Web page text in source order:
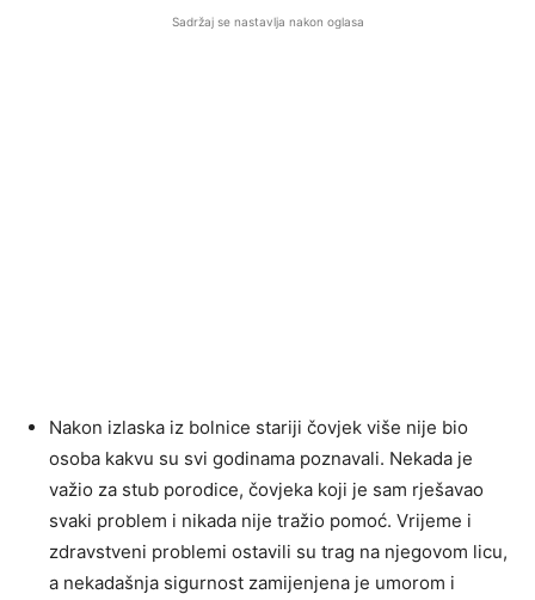
Sadržaj se nastavlja nakon oglasa
Nakon izlaska iz bolnice stariji čovjek više nije bio
osoba kakvu su svi godinama poznavali. Nekada je
važio za stub porodice, čovjeka koji je sam rješavao
svaki problem i nikada nije tražio pomoć. Vrijeme i
zdravstveni problemi ostavili su trag na njegovom licu,
a nekadašnja sigurnost zamijenjena je umorom i